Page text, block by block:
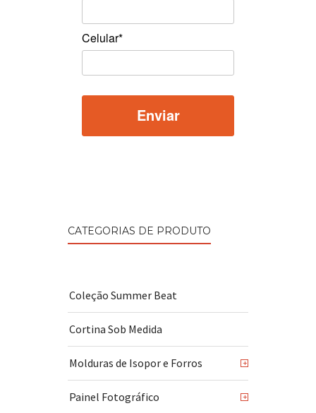
Celular*
CATEGORIAS DE PRODUTO
Coleção Summer Beat
Cortina Sob Medida
Molduras de Isopor e Forros +
Painel Fotográfico +